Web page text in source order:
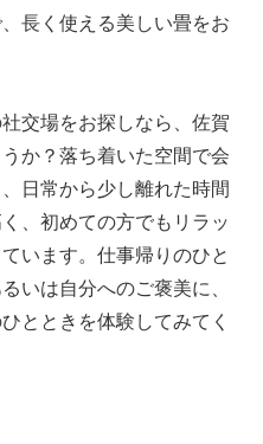
長く使える美しい畳をお
交場をお探しなら、佐賀
か？落ち着いた空間で会
日常から少し離れた時間
、初めての方でもリラッ
います。仕事帰りのひと
いは自分へのご褒美に、
とときを体験してみてく